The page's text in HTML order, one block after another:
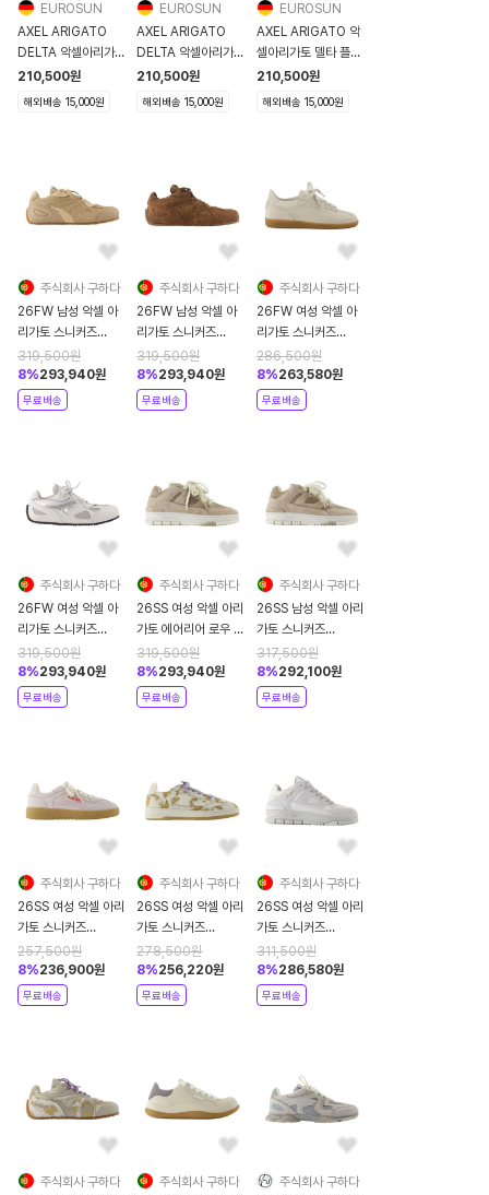
EUROSUN
AXEL ARIGATO
DELTA 악셀아리가토
델타 플립플랍 블랙
210,500원
해외배송 15,000원
EUROSUN
AXEL ARIGATO
DELTA 악셀아리가토
델타 플립플랍 베이지
210,500원
해외배송 15,000원
EUROSUN
AXEL ARIGATO 악
셀아리가토 델타 플립
플랍 라이트그린
210,500원
해외배송 15,000원
주식회사 구하다
26FW 남성 악셀 아
리가토 스니커즈
F3924003 beige
319,500원
8%293,940원
무료배송
주식회사 구하다
26FW 남성 악셀 아
리가토 스니커즈
F4158002 brown
319,500원
8%293,940원
무료배송
주식회사 구하다
26FW 여성 악셀 아
리가토 스니커즈
F4068002 ivory
286,500원
8%263,580원
무료배송
주식회사 구하다
26FW 여성 악셀 아
리가토 스니커즈
F4103001 white
319,500원
8%293,940원
무료배송
주식회사 구하다
26SS 여성 악셀 아리
가토 에어리어 로우 스
니커즈 F3904001
beige
319,500원
8%293,940원
무료배송
주식회사 구하다
26SS 남성 악셀 아리
가토 스니커즈
F3903001 beige
317,500원
8%292,100원
무료배송
주식회사 구하다
26SS 여성 악셀 아리
가토 스니커즈
F3626004 pink
257,500원
8%236,900원
무료배송
주식회사 구하다
26SS 여성 악셀 아리
가토 스니커즈
F3635001
multicolor
278,500원
8%256,220원
무료배송
주식회사 구하다
26SS 여성 악셀 아리
가토 스니커즈
F3677001 white
311,500원
8%286,580원
무료배송
주식회사 구하다
주식회사 구하다
주식회사 구하다